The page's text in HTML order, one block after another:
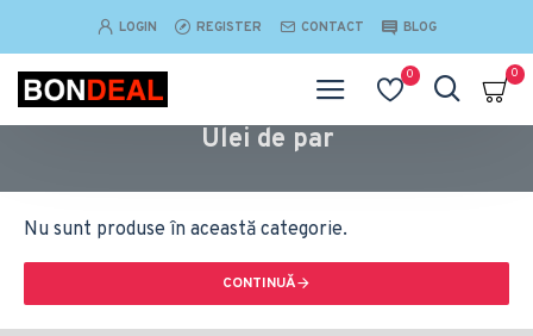
LOGIN REGISTER CONTACT BLOG
0 0
Ulei de par
Nu sunt produse în această categorie.
CONTINUĂ